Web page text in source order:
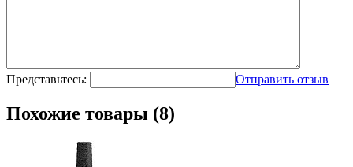
Представьтесь: Отправить отзыв
Похожие товары (8)